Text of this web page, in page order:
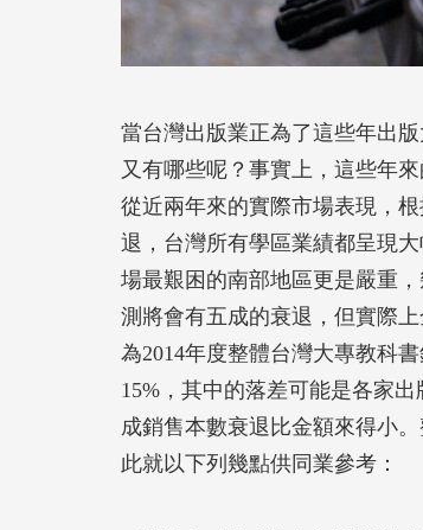
當台灣出版業正為了這些年出
又有哪些呢？事實上，這些年
從近兩年來的實際市場表現，
退，台灣所有學區業績都呈現
場最艱困的南部地區更是嚴重
測將會有五成的衰退，但實際
為2014年度整體台灣大專教科
15%，其中的落差可能是各家
成銷售本數衰退比金額來得小
此就以下列幾點供同業參考：